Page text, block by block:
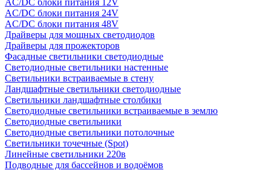
AC/DC блоки питания 12V
AC/DC блоки питания 24V
AC/DC блоки питания 48V
Драйверы для мощных светодиодов
Драйверы для прожекторов
Фасадные светильники светодиодные
Светодиодные светильники настенные
Светильники встраиваемые в стену
Ландшафтные светильники светодиодные
Светильники ландшафтные столбики
Светодиодные светильники встраиваемые в землю
Светодиодные светильники
Светодиодные светильники потолочные
Светильники точечные (Spot)
Линейные светильники 220в
Подводные для бассейнов и водоёмов